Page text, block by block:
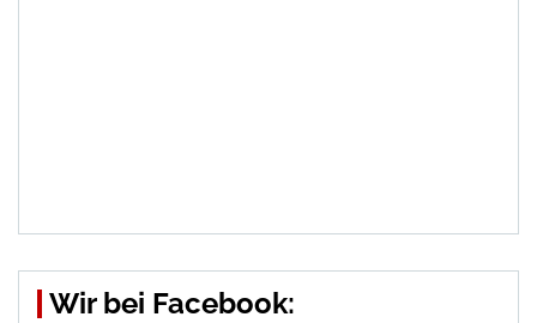
Wir bei Facebook: